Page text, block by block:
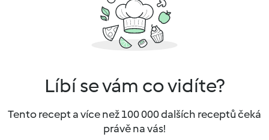
Líbí se vám co vidíte?
Tento recept a více než 100 000 dalších receptů čeká
právě na vás!